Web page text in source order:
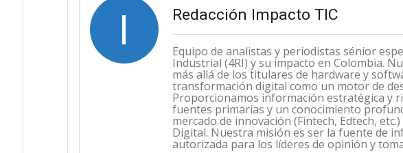
I Redacción Impacto TIC
Equipo de analistas y periodistas sénior
Industrial (4RI) y su impacto en Colombia.
más allá de los titulares de hardware y
transformación digital como un motor de
Proporcionamos información estratégica y
fuentes primarias y un conocimiento
mercado de innovación (Fintech, Edtech,
Digital. Nuestra misión es ser la fuente de
autorizada para los líderes de opinión y